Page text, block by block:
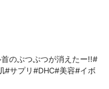
のぷつぷつが消えたー!!#
#サプリ#DHC#美容#イボ